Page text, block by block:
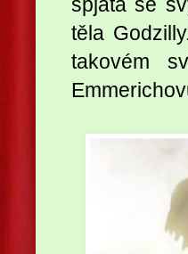
těla
takovém